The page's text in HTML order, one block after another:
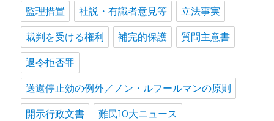
監理措置 社説・有識者意見等 立法事実
裁判を受ける権利 補完的保護 質問主意書
退令拒否罪
送還停止効の例外／ノン・ルフールマンの原則
開示行政文書 難民10大ニュース